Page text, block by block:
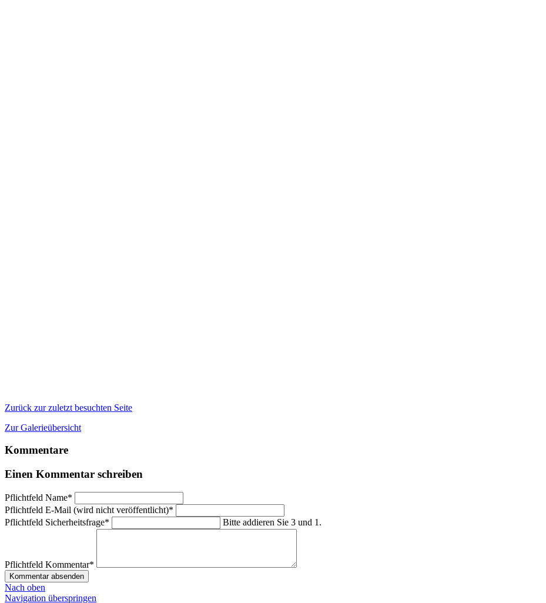
Zurück zur zuletzt besuchten Seite
Zur Galerieübersicht
Kommentare
Einen Kommentar schreiben
Pflichtfeld Name*
Pflichtfeld E-Mail (wird nicht veröffentlicht)*
Pflichtfeld Sicherheitsfrage* Bitte addieren Sie 3 und 1.
Pflichtfeld Kommentar*
Kommentar absenden
Nach oben
Navigation überspringen